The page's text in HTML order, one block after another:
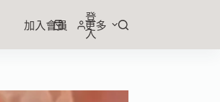
加入會員 更多
登
入